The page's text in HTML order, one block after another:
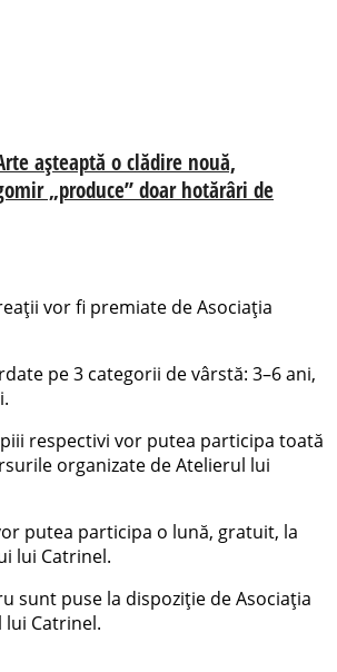
așteaptă o clădire nouă,
„produce” doar hotărâri de
vor fi premiate de Asociația
pe 3 categorii de vârstă: 3–6 ani,
respectivi vor putea participa toată
organizate de Atelierul lui
putea participa o lună, gratuit, la
lui Catrinel.
sunt puse la dispoziție de Asociația
Catrinel.